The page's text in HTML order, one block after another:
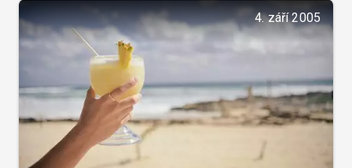
4. září 2005